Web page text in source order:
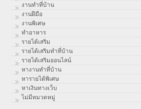
งานทําที่บ้าน
งานฝีมือ
งานพิเศษ
ทําอาหาร
รายได้เสริม
รายได้เสริมทำที่บ้าน
รายได้เสริมออนไลน์
หางานทำที่บ้าน
หารายได้พิเศษ
หาเงินทางเว็บ
ไม่มีหมวดหมู่